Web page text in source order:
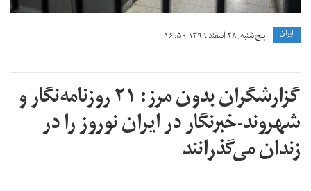
ايران پنج شنبه, ۲۸ اسفند ۱۳۹۹ ۱۶:۵۰
گزارشگران بدون مرز: ۲۱ روزنامه‌نگار و
شهروند-خبرنگار در ایران نوروز را در
زندان می‌گذرانند